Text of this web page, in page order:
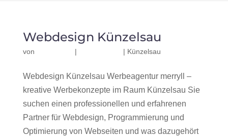
Webdesign Künzelsau
von | | Künzelsau
Webdesign Künzelsau Werbeagentur merryll –
kreative Werbekonzepte im Raum Künzelsau Sie
suchen einen professionellen und erfahrenen
Partner für Webdesign, Programmierung und
Optimierung von Webseiten und was dazugehört